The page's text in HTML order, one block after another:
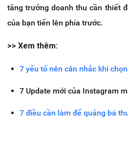
tăng trưởng doanh thu cần thiết
của bạn tiến lên phía trước.
>> Xem thêm:
7 yếu tố nên cân nhắc khi
7 Update mới của Instagram
7 điều cần làm để quảng bá